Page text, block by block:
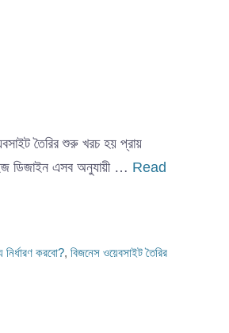
তৈরির শুরু খরচ হয় প্রায়
ডিজাইন এসব অনুযায়ী … Read
নির্ধারণ করবো?,বিজনেস ওয়েবসাইট তৈরির